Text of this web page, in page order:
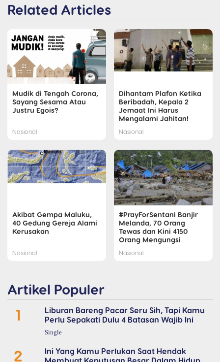
Related Articles
Mudik di Tengah Corona,
Sayang Sesama Atau
Justru Egois?
Nasional
Dihantam Plafon Ketika
Beribadah, Kepala 2
Jemaat Ini Harus
Mengalami Jahitan!
Nasional
Akibat Gempa Maluku,
40 Gedung Gereja Alami
Kerusakan
Nasional
#PrayForSentani Banjir
Melanda, 70 Orang
Tewas dan Kini 4150
Orang Mengungsi
Nasional
Artikel Populer
1
Liburan Bareng Pacar Seru Sih, Tapi Kamu
Perlu Sepakati Dulu 4 Batasan Wajib Ini
Single
2
Ini Yang Kamu Perlukan Saat Hendak